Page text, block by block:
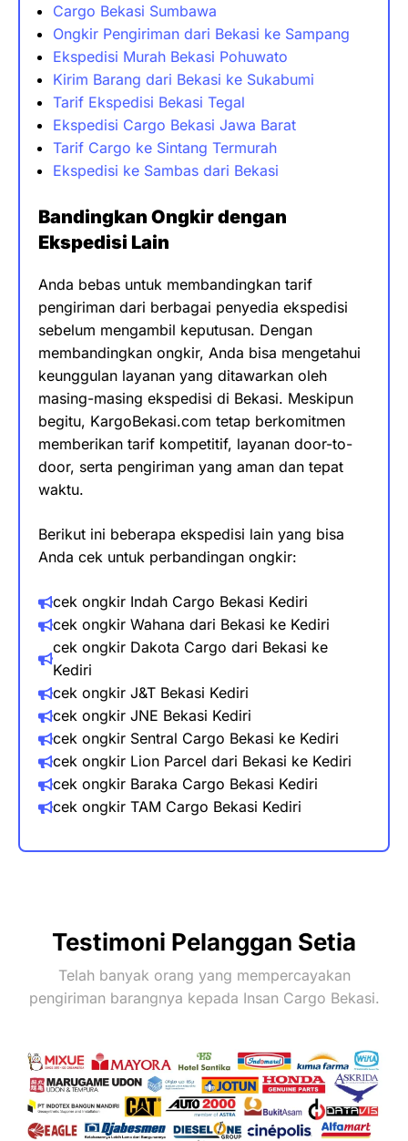
Cargo Bekasi Sumbawa
Ongkir Pengiriman dari Bekasi ke Sampang
Ekspedisi Murah Bekasi Pohuwato
Kirim Barang dari Bekasi ke Sukabumi
Tarif Ekspedisi Bekasi Tegal
Ekspedisi Cargo Bekasi Jawa Barat
Tarif Cargo ke Sintang Termurah
Ekspedisi ke Sambas dari Bekasi
Bandingkan Ongkir dengan
Ekspedisi Lain
Anda bebas untuk membandingkan tarif
pengiriman dari berbagai penyedia ekspedisi
sebelum mengambil keputusan. Dengan
membandingkan ongkir, Anda bisa mengetahui
keunggulan layanan yang ditawarkan oleh
masing-masing ekspedisi di Bekasi. Meskipun
begitu, KargoBekasi.com tetap berkomitmen
memberikan tarif kompetitif, layanan door-to-
door, serta pengiriman yang aman dan tepat
waktu.
Berikut ini beberapa ekspedisi lain yang bisa
Anda cek untuk perbandingan ongkir:
cek ongkir Indah Cargo Bekasi Kediri
cek ongkir Wahana dari Bekasi​ ke Kediri
cek ongkir Dakota Cargo dari Bekasi ke
Kediri
cek ongkir J&T Bekasi Kediri
cek ongkir JNE Bekasi Kediri
cek ongkir Sentral Cargo Bekasi ke Kediri
cek ongkir Lion Parcel dari Bekasi ke Kediri
cek ongkir Baraka Cargo Bekasi Kediri
cek ongkir TAM Cargo Bekasi Kediri
Testimoni Pelanggan Setia
Telah banyak orang yang mempercayakan
pengiriman barangnya kepada Insan Cargo Bekasi.